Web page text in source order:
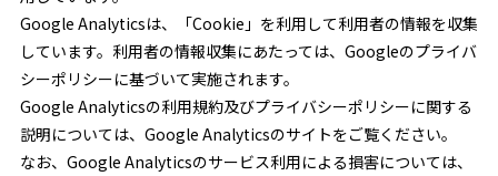
Google Analyticsは、「Cookie」を利用して利用者の情報を収集
しています。利用者の情報収集にあたっては、Googleのプライバ
シーポリシーに基づいて実施されます。
Google Analyticsの利用規約及びプライバシーポリシーに関する
説明については、Google Analyticsのサイトをご覧ください。
なお、Google Analyticsのサービス利用による損害については、